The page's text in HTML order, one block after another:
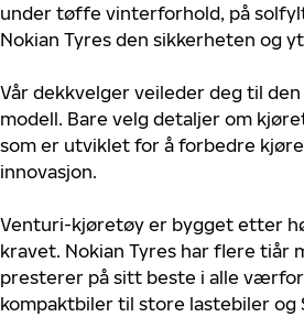
under tøffe vinterforhold, på
Nokian Tyres den sikkerheten og
Vår dekkvelger veileder deg til
modell. Bare velg detaljer om
som er utviklet for å forbedre
innovasjon.
Venturi-kjøretøy er bygget etter
kravet. Nokian Tyres har flere tiår
presterer på sitt beste i alle
kompaktbiler til store lastebiler